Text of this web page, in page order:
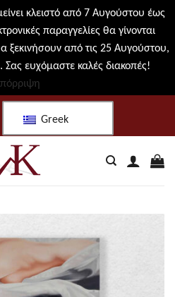
κλειστό από 7 Αυγούστου έως
παραγγελίες θα γίνονται
ξεκινήσουν από τις 25 Αυγούστου,
Σας ευχόμαστε καλές διακοπές!
Greek